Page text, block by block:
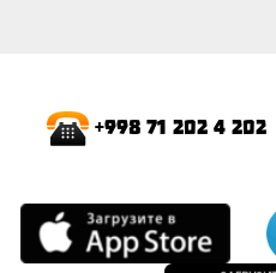
+998 71 202 4 202